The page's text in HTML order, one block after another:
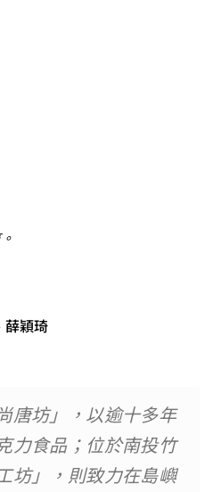
穎琦
唐坊」，以逾十多年
力食品；位於南投竹
坊」，則致力在島嶼